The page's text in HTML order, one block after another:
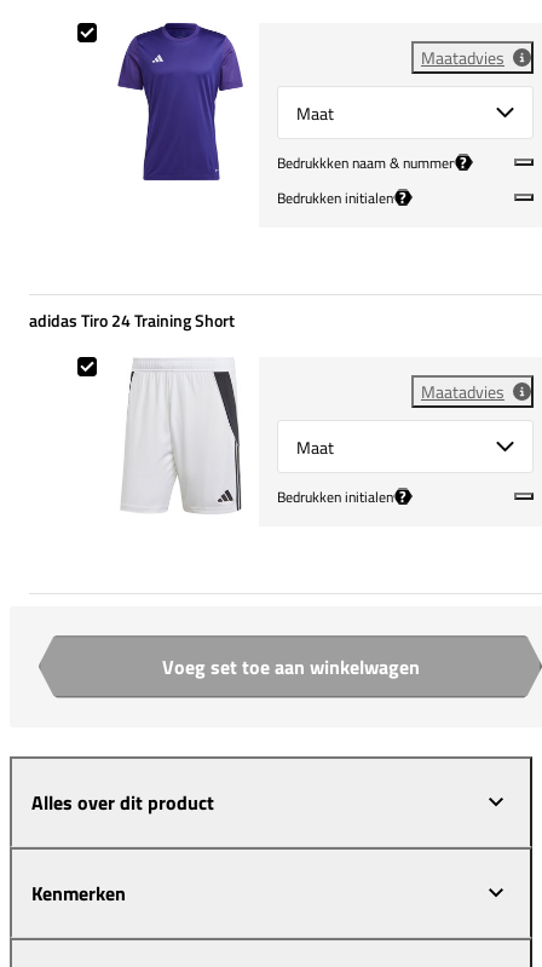
Maatadvies
Select {option} for {name}
Bedrukkken naam & nummer ?
Bedrukken initialen ?
adidas Tabela 23 Training Shirt
adidas Tiro 24 Training Short
Maatadvies
Select {option} for {name}
Bedrukken initialen ?
adidas Tiro 24 Training Short
Aantal Voeg set toe aan winkelwagen
Alles over dit product
Kenmerken